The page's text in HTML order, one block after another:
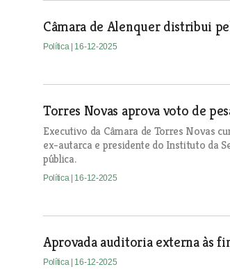
Câmara de Alenquer distribui
Política | 16-12-2025
Torres Novas aprova voto de
Executivo da Câmara de Torres Novas
ex-autarca e presidente do Instituto da
pública.
Política | 16-12-2025
Aprovada auditoria externa às
Política | 16-12-2025